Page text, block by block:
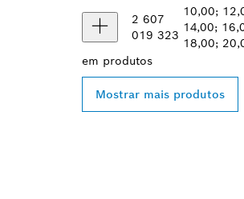
2 607
019 323
10,00;
14,00;
18,00;
em produtos
Mostrar mais produtos